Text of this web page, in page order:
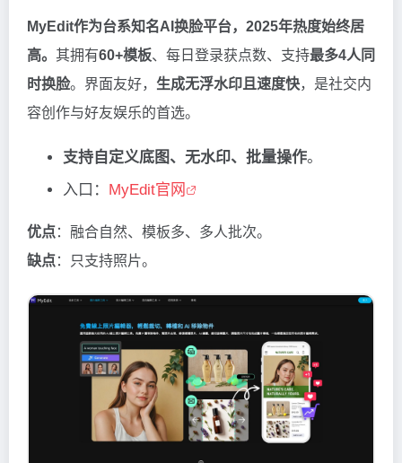
MyEdit作为台系知名AI换脸平台，2025年热度始终居
高。 其拥有60+模板、每日登录获点数、支持最多4人同
时换脸。界面友好， 生成无浮水印且速度快，是社交内
容创作与好友娱乐的首选。
支持自定义底图、无水印、批量操作。
入口： MyEdit官网
优点：融合自然、模板多、多人批次。
缺点：只支持照片。